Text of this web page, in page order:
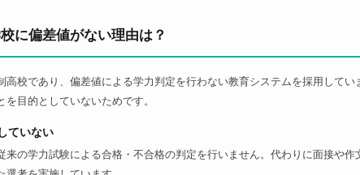
に偏差値がない理由は？
高校であり、偏差値による学力判定を行わない教育システムを採用して
目的としていないためです。
ていない
来の学力試験による合格・不合格の判定を行いません。代わりに面接や